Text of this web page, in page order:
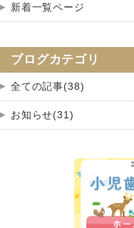
新着一覧ページ
ブログカテゴリ
全ての記事(38)
お知らせ(31)